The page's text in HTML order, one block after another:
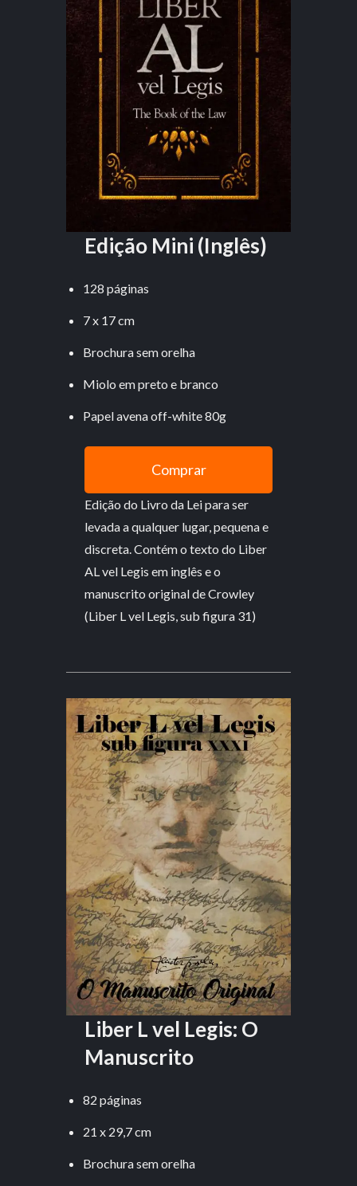
Edição Mini (Inglês)
128 páginas
7 x 17 cm
Brochura sem orelha
Miolo em preto e branco
Papel avena off-white 80g
Comprar
Edição do Livro da Lei para ser
levada a qualquer lugar, pequena e
discreta. Contém o texto do Liber
AL vel Legis em inglês e o
manuscrito original de Crowley
(Liber L vel Legis, sub figura 31)
Liber L vel Legis: O
Manuscrito
82 páginas
21 x 29,7 cm
Brochura sem orelha